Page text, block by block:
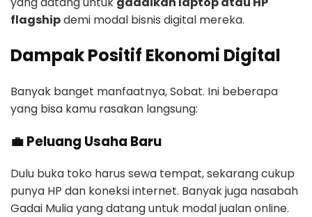
flagshipdemi modal bisnis digital mereka.
Dampak Positif Ekonomi Digital
Banyak banget manfaatnya, Sobat. Ini beberapa
yang bisa kamu rasakan langsung:
💼 Peluang Usaha Baru
Dulu buka toko harus sewa tempat, sekarang cukup
punya HP dan koneksi internet. Banyak juga nasabah
Gadai Mulia yang datang untuk modal jualan online.